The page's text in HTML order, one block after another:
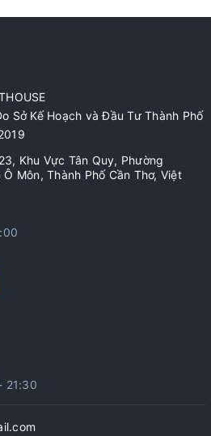
Sở Kế Hoạch và Đầu Tư Thành Phố
Khu Vực Tân Quy, Phường
Môn, Thành Phố Cần Thơ, Việt
21:30